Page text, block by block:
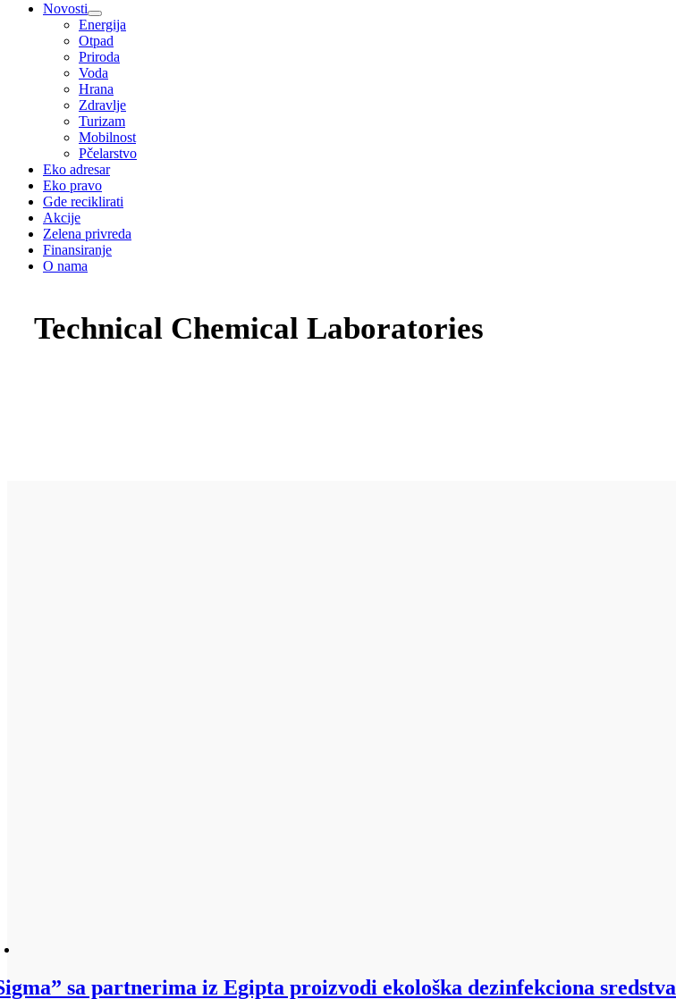
Novosti
Energija
Otpad
Priroda
Voda
Hrana
Zdravlje
Turizam
Mobilnost
Pčelarstvo
Eko adresar
Eko pravo
Gde reciklirati
Akcije
Zelena privreda
Finansiranje
O nama
Technical Chemical Laboratories
sa partnerima iz Egipta proizvodi ekološka dezinfekciona sredstva